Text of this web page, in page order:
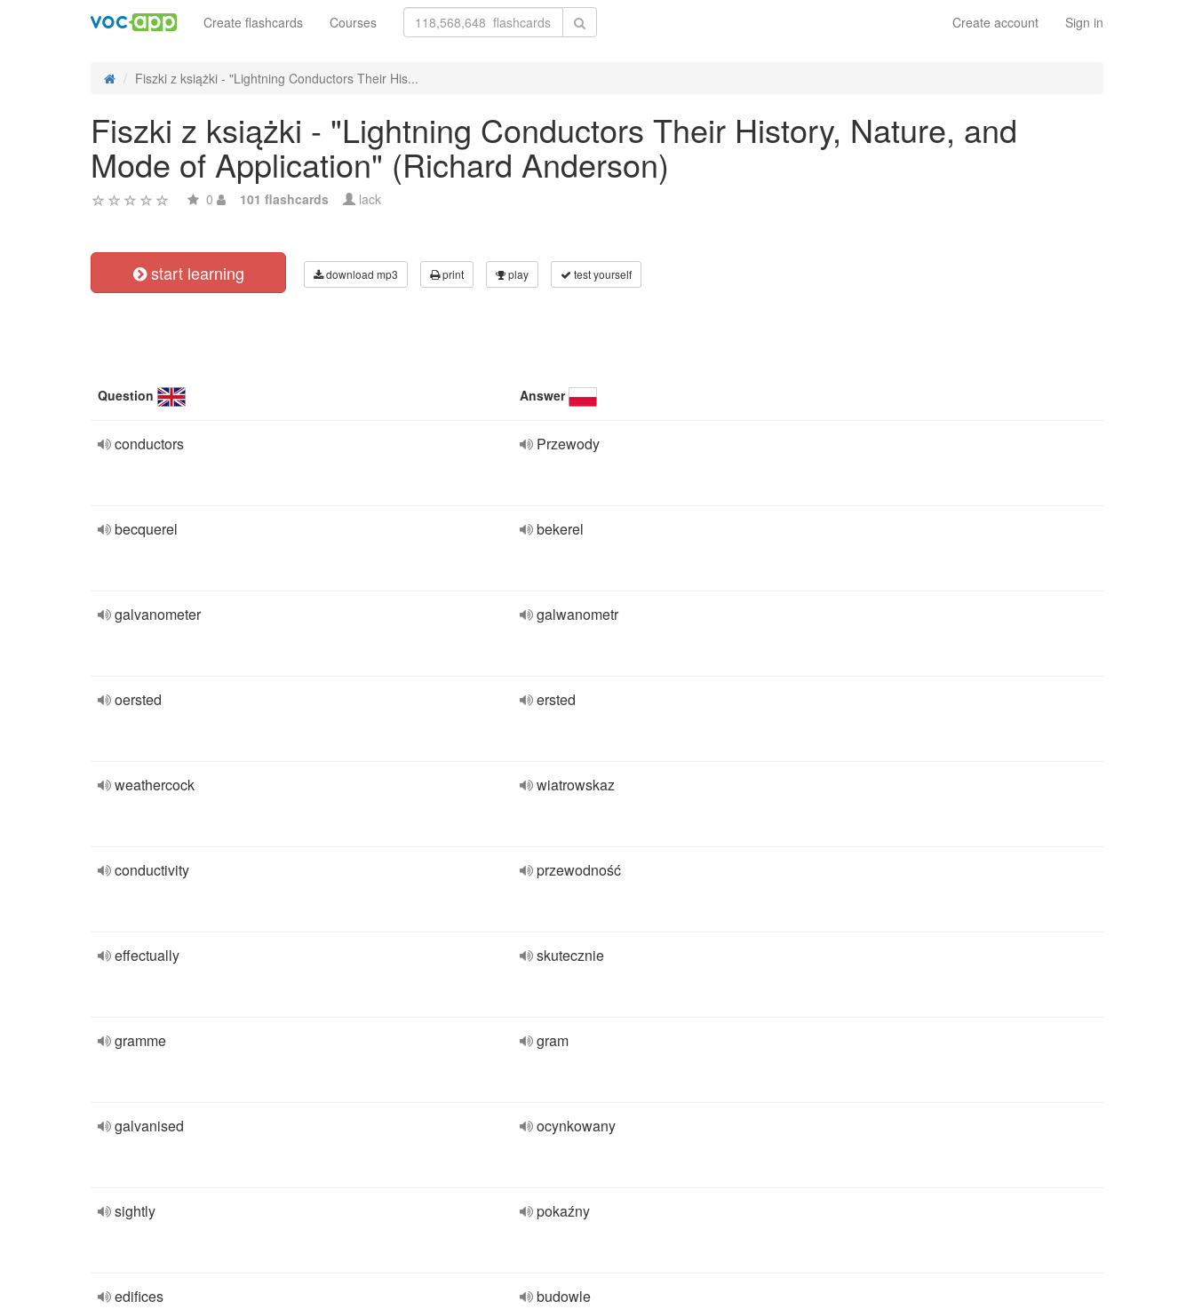
Create account Sign in
Create flashcards Courses
Fiszki z książki - "Lightning Conductors Their His...
Fiszki z książki - "Lightning Conductors Their History, Nature, and
Mode of Application" (Richard Anderson)
0 101 flashcards lack
start learning download mp3 print play test yourself
Question Answer
conductors Przewody
becquerel bekerel
galvanometer galwanometr
oersted ersted
weathercock wiatrowskaz
conductivity przewodność
effectually skutecznie
gramme gram
galvanised ocynkowany
sightly pokaźny
edifices budowle